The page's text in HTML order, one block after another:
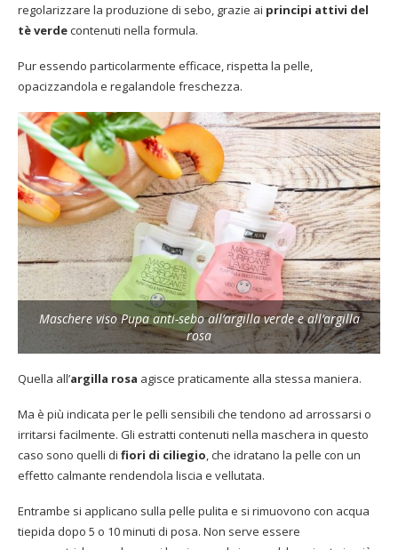
regolarizzare la produzione di sebo, grazie ai principi attivi del
tè verdecontenuti nella formula.
Pur essendo particolarmente efficace, rispetta la pelle,
opacizzandola e regalandole freschezza.
Maschere viso Pupa anti-sebo all’argilla verde e all’argilla
rosa
Quella all’argilla rosa agisce praticamente alla stessa maniera.
Ma è più indicata per le pelli sensibili che tendono ad arrossarsi o
irritarsi facilmente. Gli estratti contenuti nella maschera in questo
caso sono quelli di fiori di ciliegio, che idratano la pelle con un
effetto calmante rendendola liscia e vellutata.
Entrambe si applicano sulla pelle pulita e si rimuovono con acqua
tiepida dopo 5 o 10 minuti di posa. Non serve essere